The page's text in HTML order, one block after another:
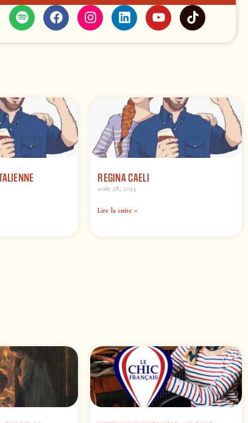
REGINA CAELI
août 28, 2023
Lire la suite »